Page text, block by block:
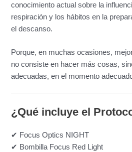
conocimiento actual sobre la
respiración y los hábitos en la
el descanso.
Porque, en muchas ocasiones,
no consiste en hacer más cosas,
adecuadas, en el momento
¿Qué incluye el
✔ Focus Optics NIGHT
✔ Bombilla Focus Red Light